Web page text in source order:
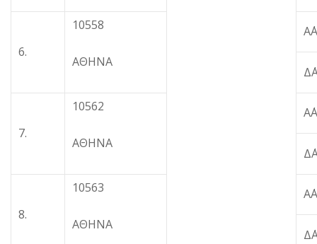
6.
10558
ΑΘΗΝΑ
7.
10562
ΑΘΗΝΑ
8.
10563
ΑΘΗΝΑ